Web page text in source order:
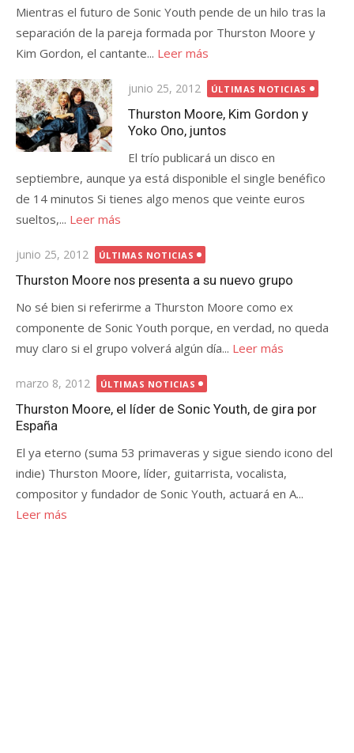
Mientras el futuro de Sonic Youth pende de un hilo tras la
separación de la pareja formada por Thurston Moore y
Kim Gordon, el cantante... Leer más
Publicada
el
junio 25, 2012 ÚLTIMAS NOTICIAS
Thurston Moore, Kim Gordon y
Yoko Ono, juntos
El trío publicará un disco en
septiembre, aunque ya está disponible el single benéfico
de 14 minutos Si tienes algo menos que veinte euros
sueltos,... Leer más
Publicada
el
junio 25, 2012 ÚLTIMAS NOTICIAS
Thurston Moore nos presenta a su nuevo grupo
No sé bien si referirme a Thurston Moore como ex
componente de Sonic Youth porque, en verdad, no queda
muy claro si el grupo volverá algún día... Leer más
Publicada
el
marzo 8, 2012 ÚLTIMAS NOTICIAS
Thurston Moore, el líder de Sonic Youth, de gira por
España
El ya eterno (suma 53 primaveras y sigue siendo icono del
indie) Thurston Moore, líder, guitarrista, vocalista,
compositor y fundador de Sonic Youth, actuará en A...
Leer más